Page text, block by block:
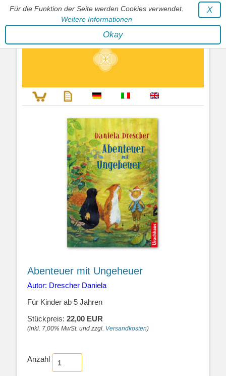
Für die Funktion der Seite werden Cookies verwendet.
Weitere Informationen
X
Okay
Stephan Wunderlich Verlag
Literatur zur Förderung der Gestaltfähigkeit des Lebens
Abenteuer mit Ungeheuer
Autor: Drescher Daniela
Für Kinder ab 5 Jahren
Stückpreis: 22,00 EUR
(inkl. 7,00% MwSt. und zzgl. Versandkosten)
Anzahl